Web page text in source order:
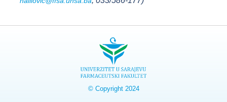
© Copyright 2024